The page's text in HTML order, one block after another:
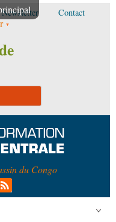
Newsletter Contact
du Congo